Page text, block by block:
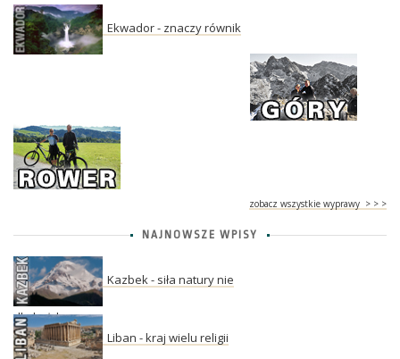
Ekwador - znaczy równik
zobacz wszystkie wyprawy > > >
NAJNOWSZE WPISY
Kazbek - siła natury nie
dla każdego
Liban - kraj wielu religii